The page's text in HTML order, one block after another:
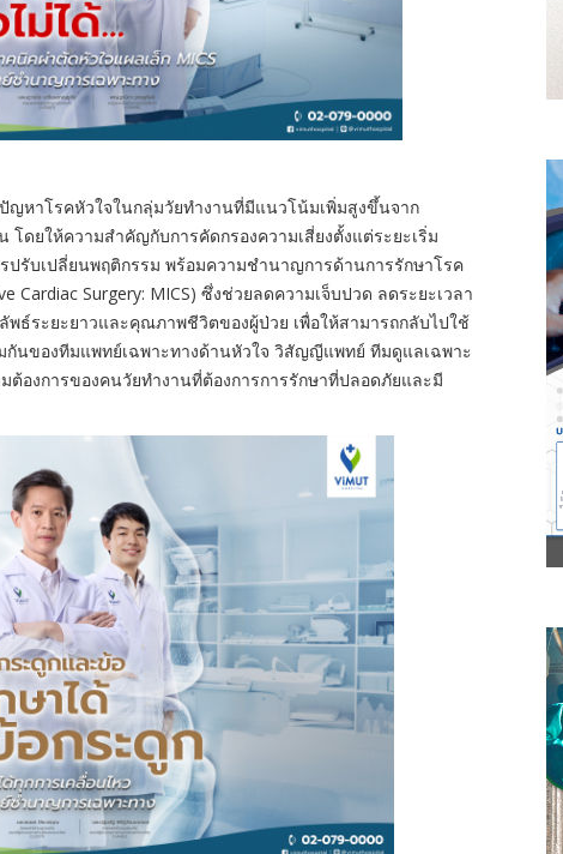
ญหาโรคหัวใจในกลุ่มวัยทำงานที่มีแนวโน้มเพิ่มสูงขึ้นจาก
โดยให้ความสำคัญกับการคัดกรองความเสี่ยงตั้งแต่ระยะเริ่ม
ปรับเปลี่ยนพฤติกรรม พร้อมความชำนาญการด้านการรักษาโรค
Cardiac Surgery: MICS) ซึ่งช่วยลดความเจ็บปวด ลดระยะเวลา
พธ์ระยะยาวและคุณภาพชีวิตของผู้ป่วย เพื่อให้สามารถกลับไปใช้
กันของทีมแพทย์เฉพาะทางด้านหัวใจ วิสัญญีแพทย์ ทีมดูแลเฉพาะ
ต้องการของคนวัยทำงานที่ต้องการการรักษาที่ปลอดภัยและมี